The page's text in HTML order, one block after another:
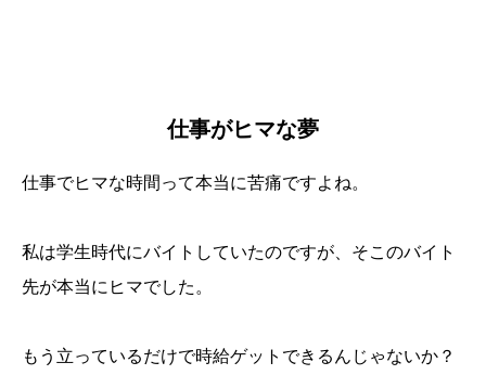
仕事がヒマな夢
仕事でヒマな時間って本当に苦痛ですよね。
私は学生時代にバイトしていたのですが、そこのバイト
先が本当にヒマでした。
もう立っているだけで時給ゲットできるんじゃないか？